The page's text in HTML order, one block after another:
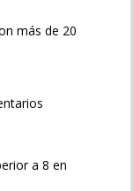
más de 20
a 8 en